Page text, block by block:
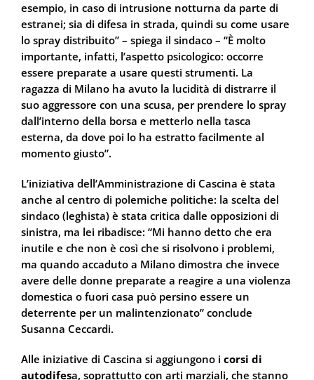
esempio, in caso di intrusione notturna da parte di
estranei; sia di difesa in strada, quindi su come usare
lo spray distribuito” – spiega il sindaco – “È molto
importante, infatti, l’aspetto psicologico: occorre
essere preparate a usare questi strumenti. La
ragazza di Milano ha avuto la lucidità di distrarre il
suo aggressore con una scusa, per prendere lo spray
dall’interno della borsa e metterlo nella tasca
esterna, da dove poi lo ha estratto facilmente al
momento giusto”.
L’iniziativa dell’Amministrazione di Cascina è stata
anche al centro di polemiche politiche: la scelta del
sindaco (leghista) è stata critica dalle opposizioni di
sinistra, ma lei ribadisce: “Mi hanno detto che era
inutile e che non è così che si risolvono i problemi,
ma quando accaduto a Milano dimostra che invece
avere delle donne preparate a reagire a una violenza
domestica o fuori casa può persino essere un
deterrente per un malintenzionato” conclude
Susanna Ceccardi.
Alle iniziative di Cascina si aggiungono i corsi di
autodifesa, soprattutto con arti marziali, che stanno